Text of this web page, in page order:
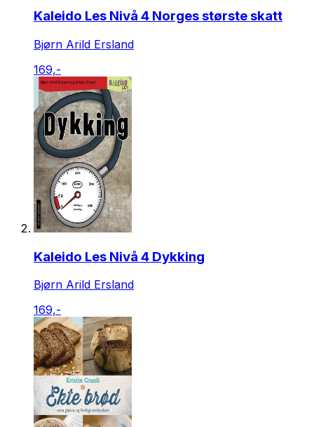
Kaleido Les Nivå 4 Norges største skatt
Bjørn Arild Ersland
169,-
Kaleido Les Nivå 4 Dykking
Bjørn Arild Ersland
169,-